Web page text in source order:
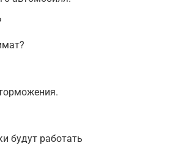
будут работать